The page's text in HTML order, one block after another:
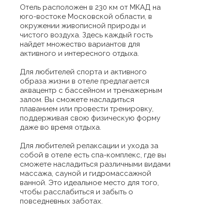
Отель расположен в 230 км от МКАД на
юго-востоке Московской области, в
окружении живописной природы и
чистого воздуха. Здесь каждый гость
найдет множество вариантов для
активного и интересного отдыха.
Для любителей спорта и активного
образа жизни в отеле предлагается
аквацентр с бассейном и тренажерным
залом. Вы сможете насладиться
плаванием или провести тренировку,
поддерживая свою физическую форму
даже во время отдыха.
Для любителей релаксации и ухода за
собой в отеле есть спа-комплекс, где вы
сможете насладиться различными видами
массажа, сауной и гидромассажной
ванной. Это идеальное место для того,
чтобы расслабиться и забыть о
повседневных заботах.